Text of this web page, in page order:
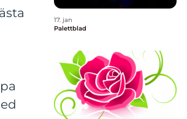
17. jan
Palettblad